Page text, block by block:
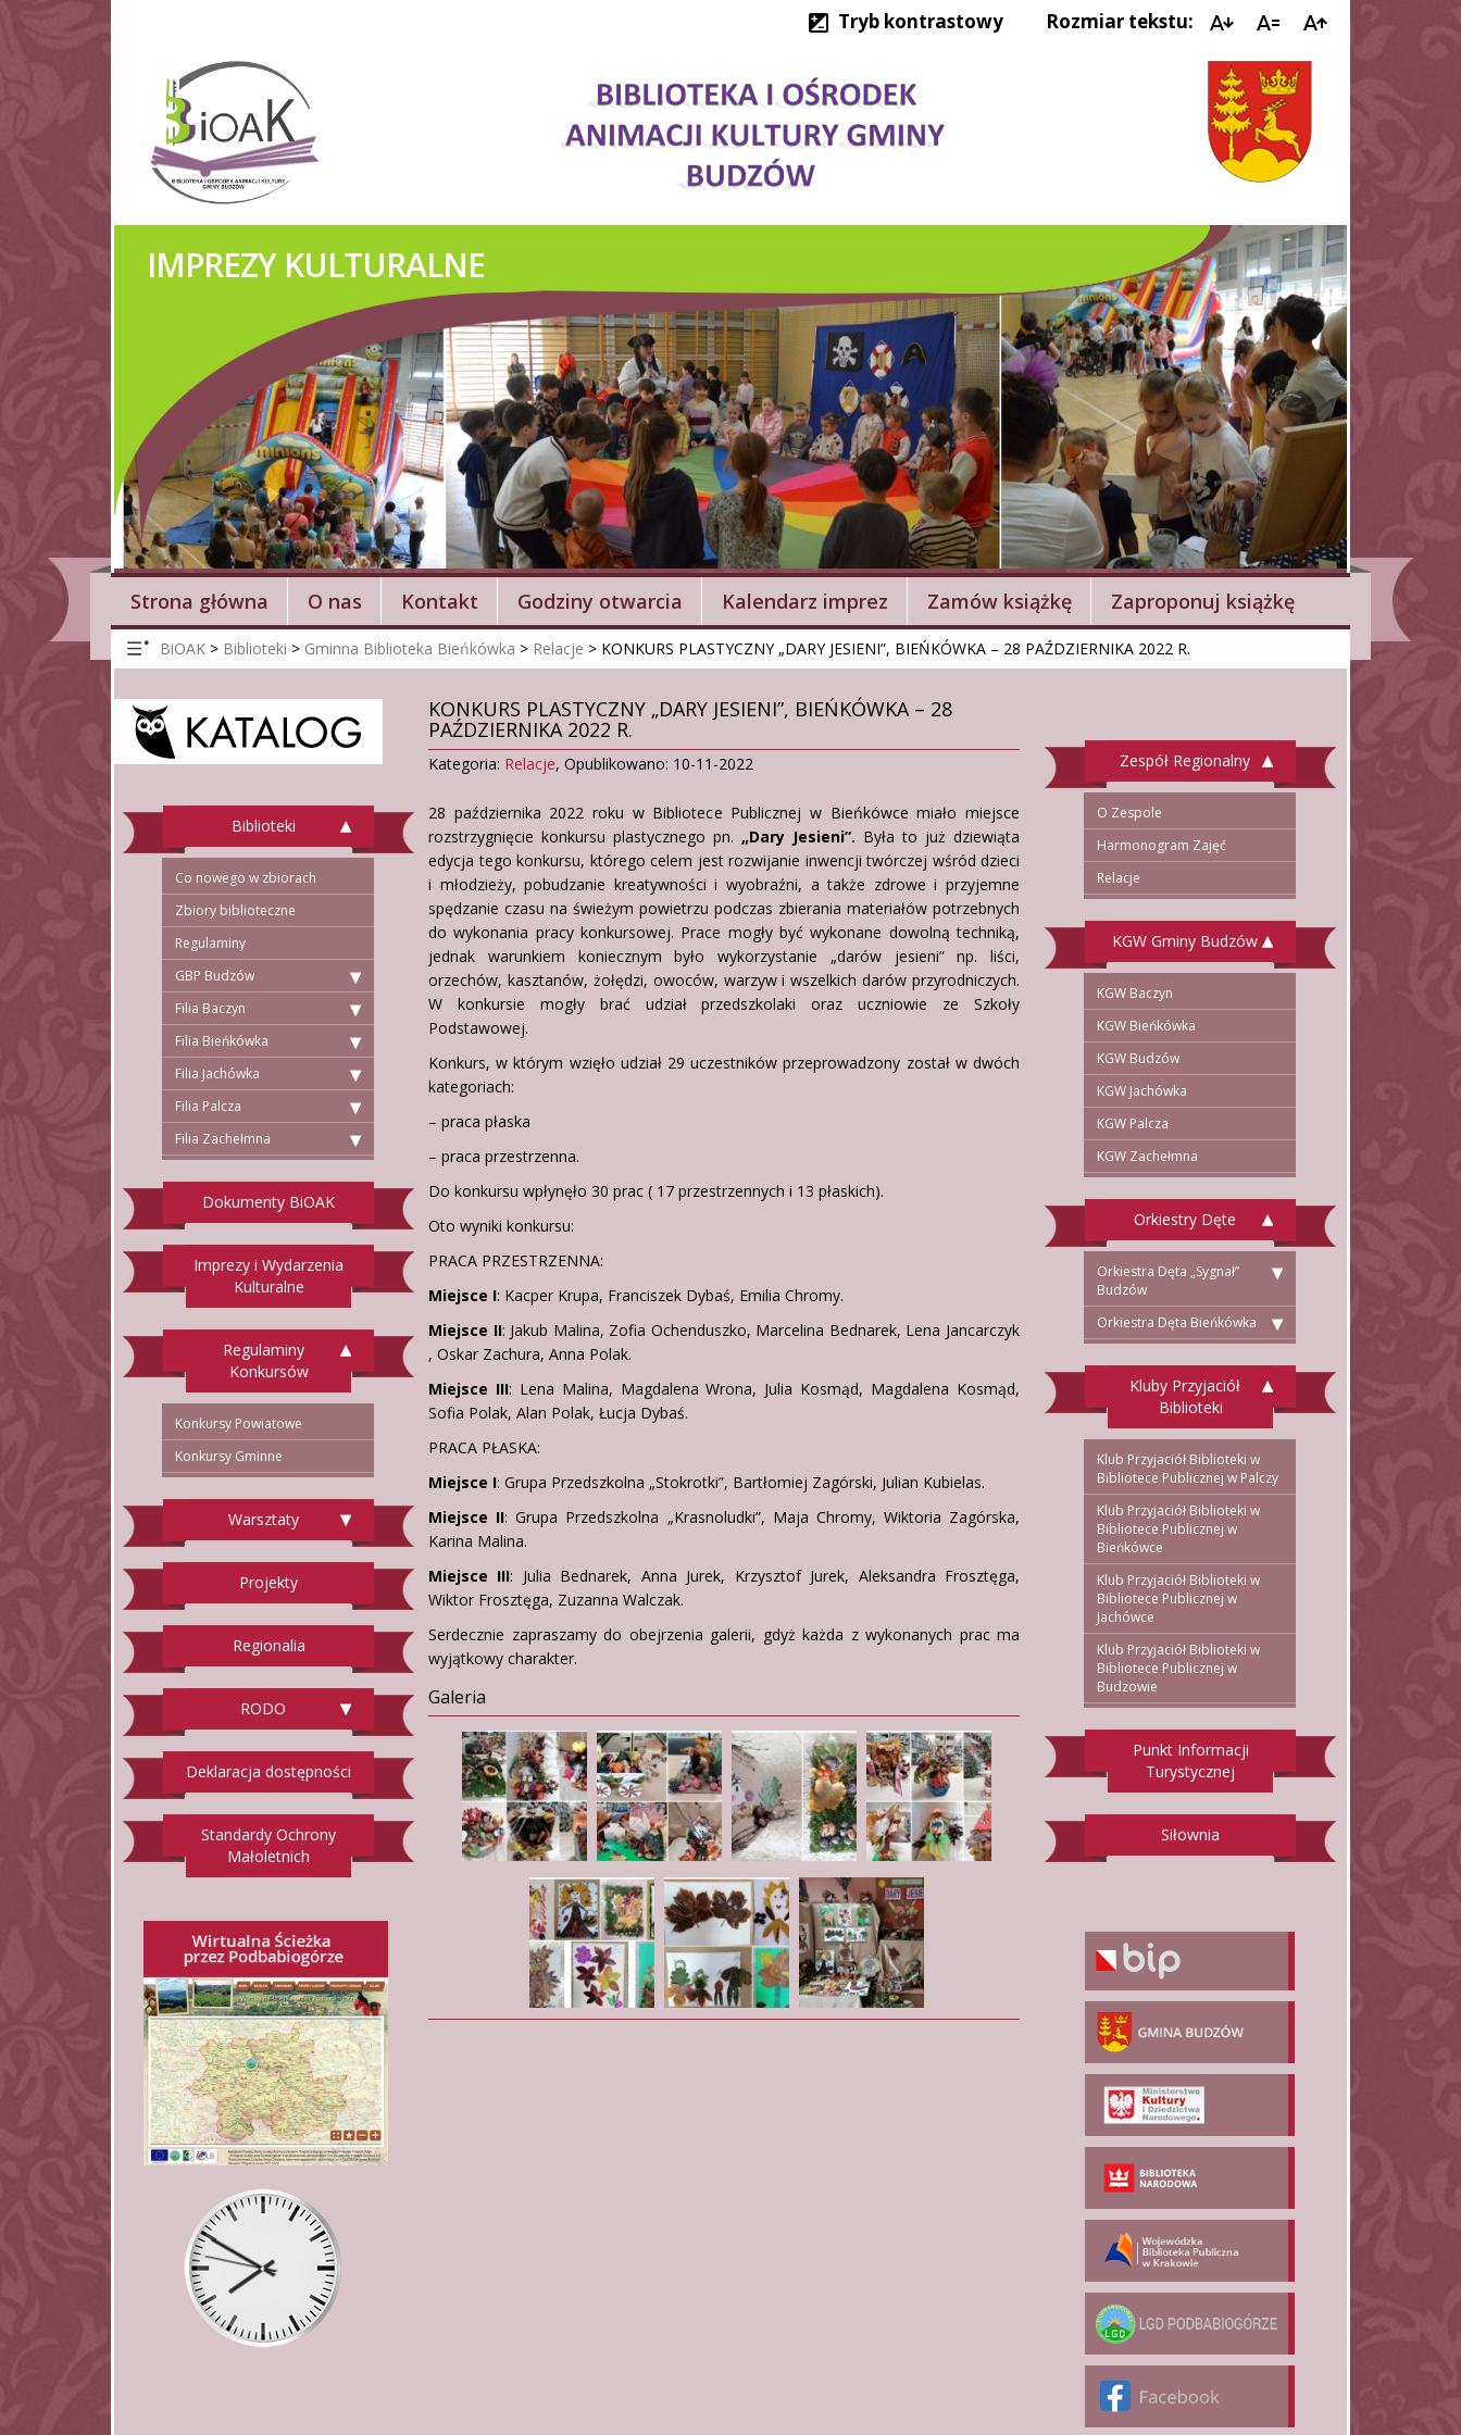
Tryb kontrastowy Rozmiar tekstu:
Strona główna O nas Kontakt Godziny otwarcia Kalendarz imprez Zamów książkę Zaproponuj książkę
BiOAK > Biblioteki > Gminna Biblioteka Bieńkówka > Relacje > KONKURS PLASTYCZNY „DARY JESIENI”, BIEŃKÓWKA – 28 PAŹDZIERNIKA 2022 R.
Biblioteki
Co nowego w zbiorach
Zbiory biblioteczne
Regulaminy
GBP Budzów
Filia Baczyn
Filia Bieńkówka
Filia Jachówka
Filia Palcza
Filia Zachełmna
Dokumenty BiOAK
Imprezy i Wydarzenia
Kulturalne
Regulaminy
Konkursów
Konkursy Powiatowe
Konkursy Gminne
Warsztaty
Projekty
Regionalia
RODO
Deklaracja dostępności
Standardy Ochrony
Małoletnich
KONKURS PLASTYCZNY „DARY JESIENI”, BIEŃKÓWKA – 28
PAŹDZIERNIKA 2022 R.
Kategoria: Relacje, Opublikowano: 10-11-2022
28 października 2022 roku w Bibliotece Publicznej w Bieńkówce miało miejsce
rozstrzygnięcie konkursu plastycznego pn. „Dary Jesieni”. Była to już dziewiąta
edycja tego konkursu, którego celem jest rozwijanie inwencji twórczej wśród dzieci
i młodzieży, pobudzanie kreatywności i wyobraźni, a także zdrowe i przyjemne
spędzanie czasu na świeżym powietrzu podczas zbierania materiałów potrzebnych
do wykonania pracy konkursowej. Prace mogły być wykonane dowolną techniką,
jednak warunkiem koniecznym było wykorzystanie „darów jesieni” np. liści,
orzechów, kasztanów, żołędzi, owoców, warzyw i wszelkich darów przyrodniczych.
W konkursie mogły brać udział przedszkolaki oraz uczniowie ze Szkoły
Podstawowej.
Konkurs, w którym wzięło udział 29 uczestników przeprowadzony został w dwóch
kategoriach:
– praca płaska
– praca przestrzenna.
Do konkursu wpłynęło 30 prac ( 17 przestrzennych i 13 płaskich).
Oto wyniki konkursu:
PRACA PRZESTRZENNA:
Miejsce I: Kacper Krupa, Franciszek Dybaś, Emilia Chromy.
Miejsce II: Jakub Malina, Zofia Ochenduszko, Marcelina Bednarek, Lena Jancarczyk
, Oskar Zachura, Anna Polak.
Miejsce III: Lena Malina, Magdalena Wrona, Julia Kosmąd, Magdalena Kosmąd,
Sofia Polak, Alan Polak, Łucja Dybaś.
PRACA PŁASKA:
Miejsce I: Grupa Przedszkolna „Stokrotki”, Bartłomiej Zagórski, Julian Kubielas.
Miejsce II: Grupa Przedszkolna „Krasnoludki”, Maja Chromy, Wiktoria Zagórska,
Karina Malina.
Miejsce III: Julia Bednarek, Anna Jurek, Krzysztof Jurek, Aleksandra Frosztęga,
Wiktor Frosztęga, Zuzanna Walczak.
Serdecznie zapraszamy do obejrzenia galerii, gdyż każda z wykonanych prac ma
wyjątkowy charakter.
Galeria
Zespół Regionalny
O Zespole
Harmonogram Zajęć
Relacje
KGW Gminy Budzów
KGW Baczyn
KGW Bieńkówka
KGW Budzów
KGW Jachówka
KGW Palcza
KGW Zachełmna
Orkiestry Dęte
Orkiestra Dęta „Sygnał”
Budzów
Orkiestra Dęta Bieńkówka
Kluby Przyjaciół
Biblioteki
Klub Przyjaciół Biblioteki w
Bibliotece Publicznej w Palczy
Klub Przyjaciół Biblioteki w
Bibliotece Publicznej w
Bieńkówce
Klub Przyjaciół Biblioteki w
Bibliotece Publicznej w
Jachówce
Klub Przyjaciół Biblioteki w
Bibliotece Publicznej w
Budzowie
Punkt Informacji
Turystycznej
Siłownia